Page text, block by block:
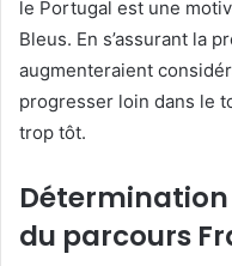
le Portugal est une
Bleus. En s’assurant la
augmenteraient
progresser loin dans le
trop tôt.
Détermination
du parcours